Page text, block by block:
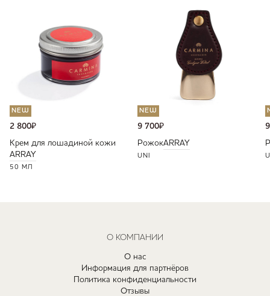
NEW
2 800₽
Крем для лошадиной кожи
ARRAY
50 МЛ
NEW
9 700₽
РожокARRAY
UNI
О КОМПАНИИ
О нас
Информация для партнёров
Политика конфиденциальности
Отзывы